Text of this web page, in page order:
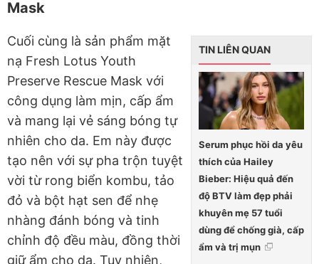
Mask
TIN LIÊN QUAN
Serum phục hồi da yêu
thích của Hailey
Bieber: Hiệu quả đến
độ BTV làm đẹp phải
khuyên mẹ 57 tuổi
dùng để chống già, cấp
ẩm và trị mụn
Cuối cùng là sản phẩm mặt
nạ Fresh Lotus Youth
Preserve Rescue Mask với
công dụng làm mịn, cấp ẩm
và mang lại vẻ sáng bóng tự
nhiên cho da. Em này được
tạo nên với sự pha trộn tuyệt
vời từ rong biển kombu, tảo
đỏ và bột hạt sen để nhẹ
nhàng đánh bóng và tinh
chỉnh độ đều màu, đồng thời
giữ ẩm cho da. Tuy nhiên,